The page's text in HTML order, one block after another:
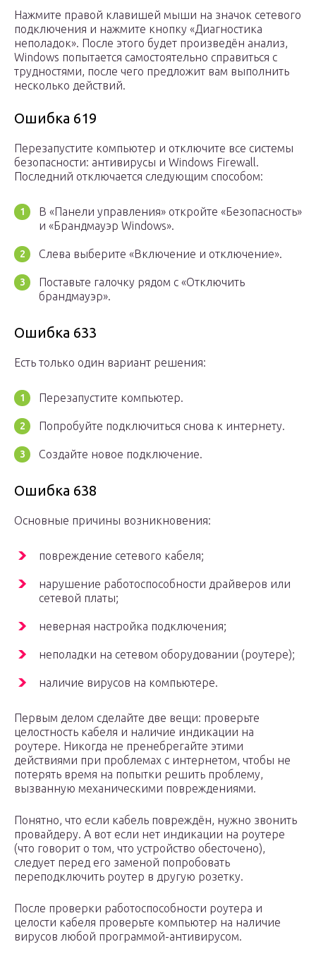
Нажмите правой клавишей мыши на значок сетевого
подключения и нажмите кнопку «Диагностика
неполадок». После этого будет произведён анализ,
Windows попытается самостоятельно справиться с
трудностями, после чего предложит вам выполнить
несколько действий.
Ошибка 619
Перезапустите компьютер и отключите все системы
безопасности: антивирусы и Windows Firewall.
Последний отключается следующим способом:
В «Панели управления» откройте «Безопасность»
и «Брандмауэр Windows».
Слева выберите «Включение и отключение».
Поставьте галочку рядом с «Отключить
брандмауэр».
Ошибка 633
Есть только один вариант решения:
Перезапустите компьютер.
Попробуйте подключиться снова к интернету.
Создайте новое подключение.
Ошибка 638
Основные причины возникновения:
повреждение сетевого кабеля;
нарушение работоспособности драйверов или
сетевой платы;
неверная настройка подключения;
неполадки на сетевом оборудовании (роутере);
наличие вирусов на компьютере.
Первым делом сделайте две вещи: проверьте
целостность кабеля и наличие индикации на
роутере. Никогда не пренебрегайте этими
действиями при проблемах с интернетом, чтобы не
потерять время на попытки решить проблему,
вызванную механическими повреждениями.
Понятно, что если кабель повреждён, нужно звонить
провайдеру. А вот если нет индикации на роутере
(что говорит о том, что устройство обесточено),
следует перед его заменой попробовать
переподключить роутер в другую розетку.
После проверки работоспособности роутера и
целости кабеля проверьте компьютер на наличие
вирусов любой программой-антивирусом.